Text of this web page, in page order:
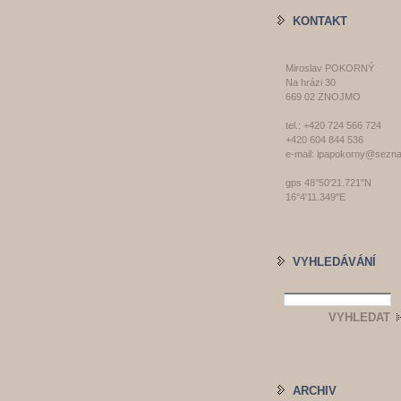
KONTAKT
Miroslav POKORNÝ
Na hrázi 30
669 02 ZNOJMO
tel.: +420 724 566 724
+420 604 844 536
e-mail:
gps 48°50'21.721"N
16°4'11.349"E
VYHLEDÁVÁNÍ
ARCHIV